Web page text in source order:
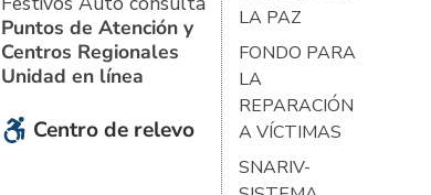
Puntos de Atención y
Centros Regionales
Unidad en línea
Centro de relevo
LA PAZ
FONDO PARA
LA
REPARACIÓN
A VÍCTIMAS
SNARIV-